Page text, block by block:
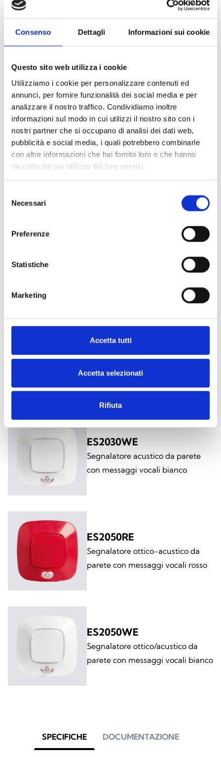
Consenso Dettagli Informazioni sui cookie
Questo sito web utilizza i cookie
Utilizziamo i cookie per personalizzare contenuti ed
annunci, per fornire funzionalità dei social media e per
analizzare il nostro traffico. Condividiamo inoltre
informazioni sul modo in cui utilizzi il nostro sito con i
nostri partner che si occupano di analisi dei dati web,
pubblicità e social media, i quali potrebbero combinarle
con altre informazioni che hai fornito loro o che hanno
raccolto dal tuo utilizzo dei loro servizi.
delNecessari
Preferenze
Statistiche
Marketing
Accetta tutti
Accetta selezionati
Rifiuta
bianco
ES2021RE
Segnalatore ottico-acustico da
Segnalatore ottico-acustico da
ES2030RE
Segnalatore acustico da parete
con messaggi vocali rosso
ES2030WE
Segnalatore acustico da parete
con messaggi vocali bianco
ES2050RE
Segnalatore ottico-acustico da
parete con messaggi vocali rosso
ES2050WE
Segnalatore ottico/acustico da
parete con messaggi vocali bianco
SPECIFICHE DOCUMENTAZIONE